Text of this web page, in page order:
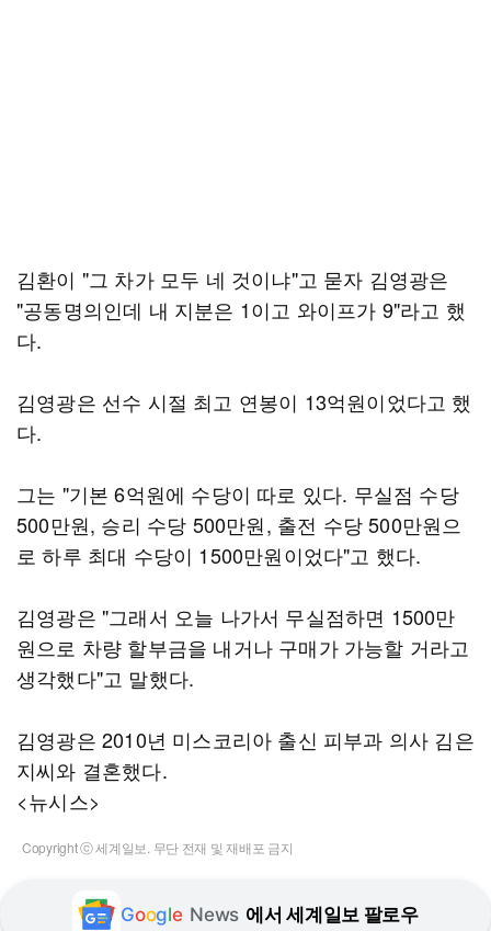
김환이 "그 차가 모두 네 것이냐"고 묻자 김영광은
"공동명의인데 내 지분은 1이고 와이프가 9"라고 했
다.
김영광은 선수 시절 최고 연봉이 13억원이었다고 했
다.
그는 "기본 6억원에 수당이 따로 있다. 무실점 수당
500만원, 승리 수당 500만원, 출전 수당 500만원으
로 하루 최대 수당이 1500만원이었다"고 했다.
김영광은 "그래서 오늘 나가서 무실점하면 1500만
원으로 차량 할부금을 내거나 구매가 가능할 거라고
생각했다"고 말했다.
김영광은 2010년 미스코리아 출신 피부과 의사 김은
지씨와 결혼했다.
<뉴시스>
Copyright ⓒ 세계일보. 무단 전재 및 재배포 금지
Google News 에서 세계일보 팔로우